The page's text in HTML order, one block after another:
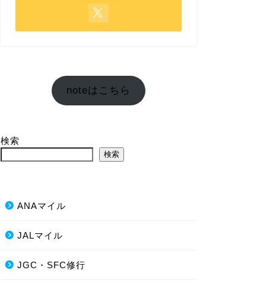
noteはこちら
検索
検索
ANAマイル
JALマイル
JGC・SFC修行